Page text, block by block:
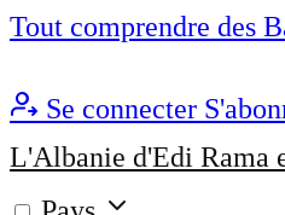
Tout comprendre des
Se connecter
L'Albanie d'Edi Rama